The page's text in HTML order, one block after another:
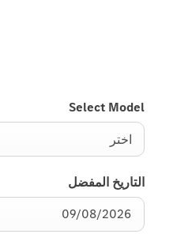
Select Model
اختر
التاريخ المفضل